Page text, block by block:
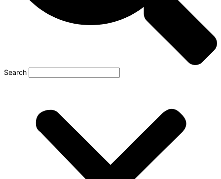
Search